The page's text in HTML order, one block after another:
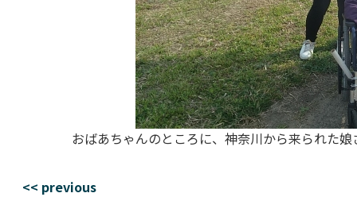
おばあちゃんのところに、神奈川から来られた
<< previous